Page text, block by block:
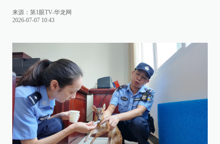
来源： 第1眼TV-华龙网
2026-07-07 10:43